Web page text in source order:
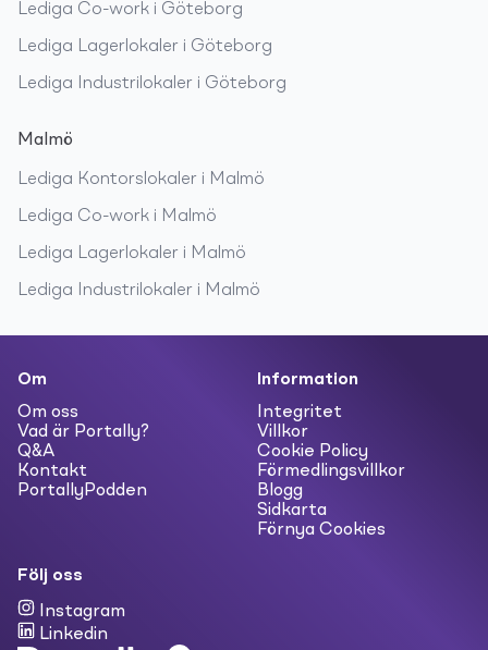
Lediga Co-work i Göteborg
Lediga Lagerlokaler i Göteborg
Lediga Industrilokaler i Göteborg
Malmö
Lediga Kontorslokaler i Malmö
Lediga Co-work i Malmö
Lediga Lagerlokaler i Malmö
Lediga Industrilokaler i Malmö
Om
Om oss
Vad är Portally?
Q&A
Kontakt
PortallyPodden
Information
Integritet
Villkor
Cookie Policy
Förmedlingsvillkor
Blogg
Sidkarta
Förnya Cookies
Följ oss
Instagram
Linkedin